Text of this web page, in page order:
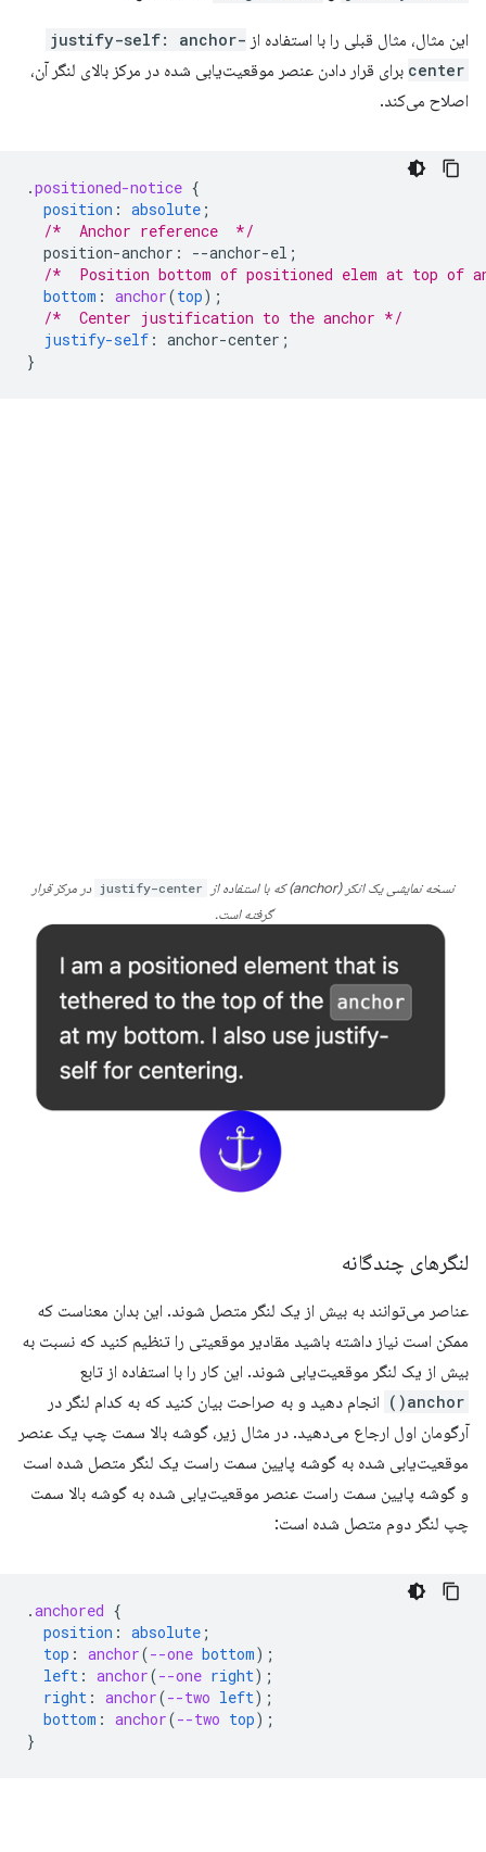
این مثال، مثال قبلی را با استفاده از justify-self: anchor-
center برای قرار دادن عنصر موقعیت‌یابی شده در مرکز بالای لنگر آن،
اصلاح می‌کند.
.positioned-notice {
position : absolute ;
/*  Anchor reference  */
position-anchor : --anchor-el ;
/*  Position bottom of positioned elem at top of
bottom : anchor(top);
/*  Center justification to the anchor */
justify-self : anchor-center ;
}
نسخه نمایشی یک انکر (anchor) که با استفاده از justify-center در مرکز قرار
گرفته است.
لنگرهای چندگانه
عناصر می‌توانند به بیش از یک لنگر متصل شوند. این بدان معناست که
ممکن است نیاز داشته باشید مقادیر موقعیتی را تنظیم کنید که نسبت به
بیش از یک لنگر موقعیت‌یابی شوند. این کار را با استفاده از تابع
anchor()
انجام دهید و به صراحت بیان کنید که به کدام لنگر در
آرگومان اول ارجاع می‌دهید. در مثال زیر، گوشه بالا سمت چپ یک عنصر
موقعیت‌یابی شده به گوشه پایین سمت راست یک لنگر متصل شده است
و گوشه پایین سمت راست عنصر موقعیت‌یابی شده به گوشه بالا سمت
چپ لنگر دوم متصل شده است:
.anchored {
position : absolute ;
top : anchor(--one bottom);
left : anchor(--one right);
right : anchor(--two left);
bottom : anchor(--two top);
}